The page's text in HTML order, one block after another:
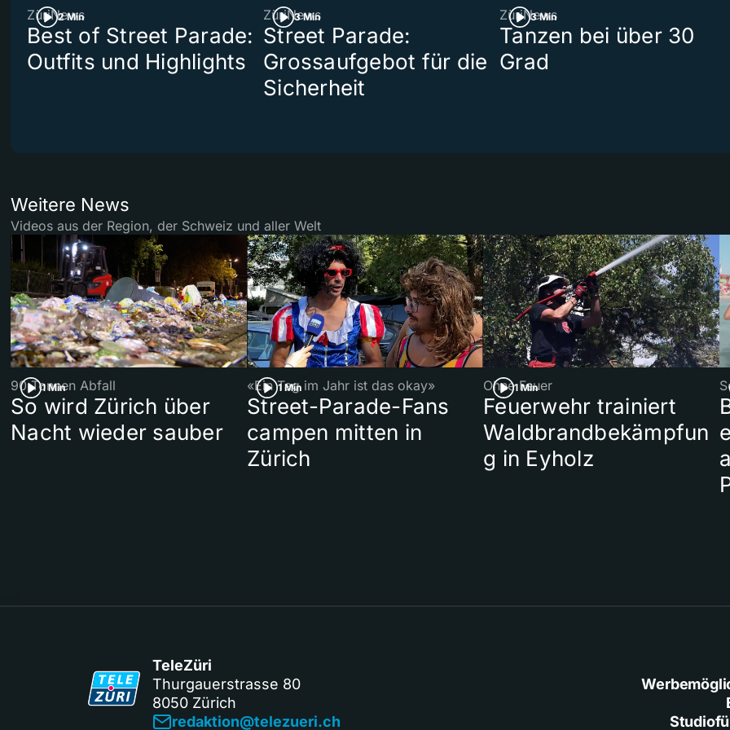
2 Min
ZüriNews
Best of Street Parade:
Outfits und Highlights
3 Min
ZüriNews
Street Parade:
Grossaufgebot für die
Sicherheit
3 Min
ZüriNews
Tanzen bei über 30
Grad
Weitere News
Videos aus der Region, der Schweiz und aller Welt
1 Min
90 Tonnen Abfall
So wird Zürich über
Nacht wieder sauber
1 Min
«Ein Tag im Jahr ist das okay»
Street-Parade-Fans
campen mitten in
Zürich
1 Min
Ohne Feuer
Feuerwehr trainiert
Waldbrandbekämpfun
g in Eyholz
TeleZüri
Thurgauerstrasse 80
8050 Zürich
redaktion@telezueri.ch